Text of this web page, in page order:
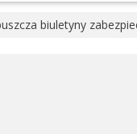
biuletyny